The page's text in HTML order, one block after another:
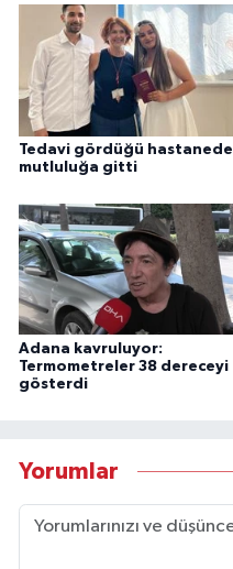
Tedavi gördüğü hastanede
mutluluğa gitti
Adana kavruluyor:
Termometreler 38 dereceyi
gösterdi
Yorumlar